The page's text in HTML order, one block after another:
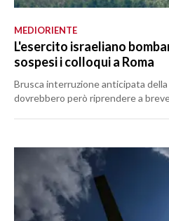
MEDIORIENTE
L'esercito israeliano
sospesi i colloqui a Roma
Brusca interruzione anticipata
dovrebbero però riprendere a